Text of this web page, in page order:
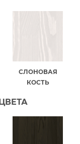
СЛОНОВАЯ
КОСТЬ